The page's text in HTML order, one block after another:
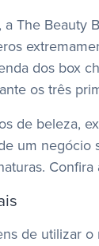
The Beauty
dos box
os três
de beleza,
um negócio
Confira
de utilizar